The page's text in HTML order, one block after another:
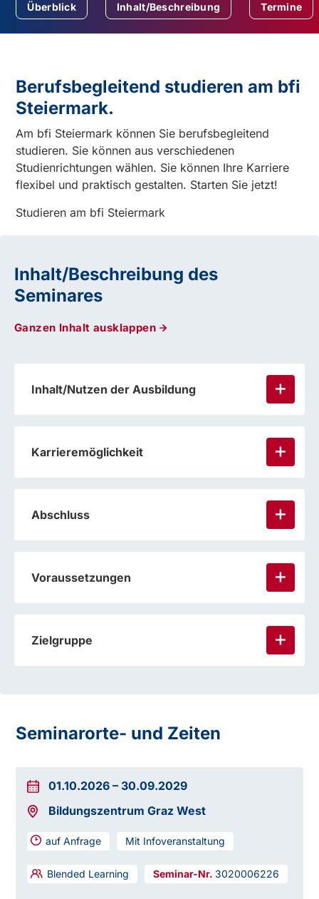
Überblick Inhalt/Beschreibung Termine
Berufsbegleitend studieren am bfi
Steiermark.
Am bfi Steiermark können Sie berufsbegleitend
studieren. Sie können aus verschiedenen
Studienrichtungen wählen. Sie können Ihre Karriere
flexibel und praktisch gestalten. Starten Sie jetzt!
Studieren am bfi Steiermark
Inhalt/Beschreibung des
Seminares
Ganzen Inhalt ausklappen
Inhalt/Nutzen der Ausbildung
Karrieremöglichkeit
Abschluss
Voraussetzungen
Zielgruppe
Seminarorte- und Zeiten
01.10.2026 – 30.09.2029
Bildungszentrum Graz West
auf Anfrage Mit Infoveranstaltung
Blended Learning 3020006226